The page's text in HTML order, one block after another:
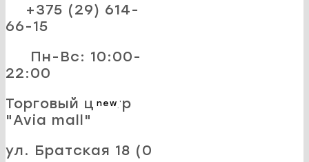
+375 (29) 614-
66-15
Пн-Вс: 10:00-
22:00
new
Торговый центр
"Avia mall"
ул. Братская 18 (0